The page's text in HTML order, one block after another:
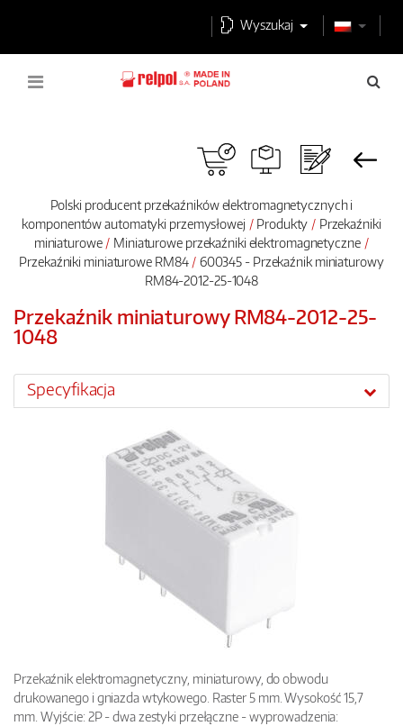
Wyszukaj
Polski producent przekaźników elektromagnetycznych i
komponentów automatyki przemysłowej
Produkty
Przekaźniki
miniaturowe
Miniaturowe przekaźniki elektromagnetyczne
Przekaźniki miniaturowe RM84
600345 - Przekaźnik miniaturowy
RM84-2012-25-1048
Przekaźnik miniaturowy RM84-2012-25-
1048
Specyfikacja
Przekaźnik elektromagnetyczny, miniaturowy, do obwodu
drukowanego i gniazda wtykowego. Raster 5 mm. Wysokość 15,7
mm. Wyjście: 2P - dwa zestyki przełączne - wyprowadzenia: